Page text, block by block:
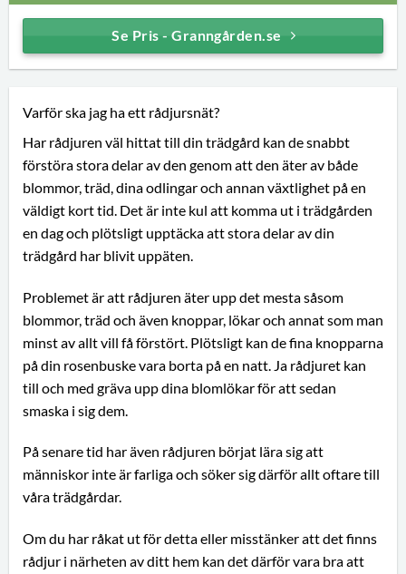
Se Pris - Granngården.se
Varför ska jag ha ett rådjursnät?
Har rådjuren väl hittat till din trädgård kan de snabbt
förstöra stora delar av den genom att den äter av både
blommor, träd, dina odlingar och annan växtlighet på en
väldigt kort tid. Det är inte kul att komma ut i trädgården
en dag och plötsligt upptäcka att stora delar av din
trädgård har blivit uppäten.
Problemet är att rådjuren äter upp det mesta såsom
blommor, träd och även knoppar, lökar och annat som man
minst av allt vill få förstört. Plötsligt kan de fina knopparna
på din rosenbuske vara borta på en natt. Ja rådjuret kan
till och med gräva upp dina blomlökar för att sedan
smaska i sig dem.
På senare tid har även rådjuren börjat lära sig att
människor inte är farliga och söker sig därför allt oftare till
våra trädgårdar.
Om du har råkat ut för detta eller misstänker att det finns
rådjur i närheten av ditt hem kan det därför vara bra att